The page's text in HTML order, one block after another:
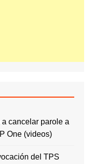
cancelar parole a
One (videos)
del TPS